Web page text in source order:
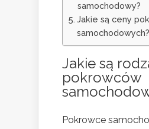
samochodowy?
Jakie są ceny
samochodowych?
Jakie są
pokrowców
Pokrowce